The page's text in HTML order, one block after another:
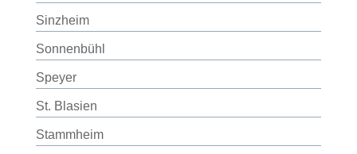
Sinzheim
Sonnenbühl
Speyer
St. Blasien
Stammheim